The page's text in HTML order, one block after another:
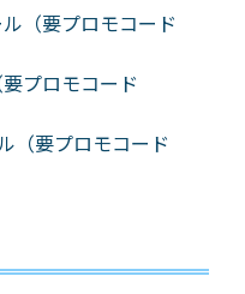
（要プロモコード
プロモコード
（要プロモコード